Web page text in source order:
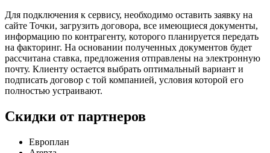
Для подключения к сервису, необходимо оставить заявку на
сайте Точки, загрузить договора, все имеющиеся документы,
информацию по контрагенту, которого планируется передать
на факторинг. На основании полученных документов будет
рассчитана ставка, предложения отправлены на электронную
почту. Клиенту остается выбрать оптимальный вариант и
подписать договор с той компанией, условия которой его
полностью устраивают.
Скидки от партнеров
Европлан